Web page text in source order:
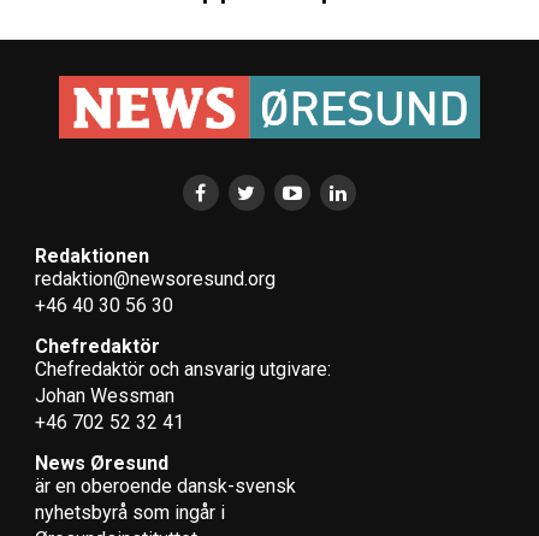
LÄS OCKSÅ:
Merkel stödjer Fehmarn Bält-tunnel
Redaktionen
redaktion@newsoresund.org
+46 40 30 56 30
Chefredaktör
Chefredaktör och ansvarig utgivare:
Johan Wessman
+46 702 52 32 41
News Øresund
är en oberoende dansk-svensk
nyhets­byrå som ingår i